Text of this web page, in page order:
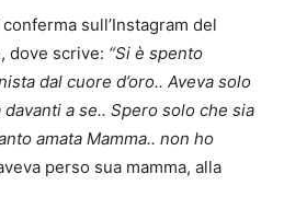
sull’Instagram del
, dove scrive: “Si è spento
dal cuore d’oro.. Aveva solo
a se.. Spero solo che sia
amata Mamma.. non ho
perso sua mamma, alla